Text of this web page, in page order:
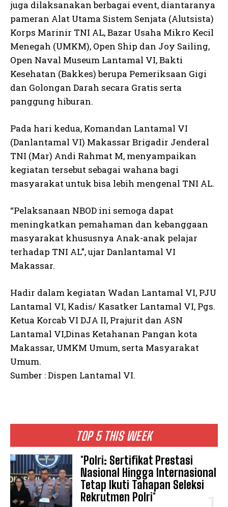
TOP 5 THIS WEEK
*Polri: Sertifikat Prestasi
Nasional Hingga Internasional
Tetap Ikuti Tahapan Seleksi
Rekrutmen Polri*
juga dilaksanakan berbagai event, diantaranya
pameran Alat Utama Sistem Senjata (Alutsista)
Korps Marinir TNI AL, Bazar Usaha Mikro Kecil
Menegah (UMKM), Open Ship dan Joy Sailing,
Open Naval Museum Lantamal VI, Bakti
Kesehatan (Bakkes) berupa Pemeriksaan Gigi
dan Golongan Darah secara Gratis serta
panggung hiburan.
Pada hari kedua, Komandan Lantamal VI
(Danlantamal VI) Makassar Brigadir Jenderal
TNI (Mar) Andi Rahmat M, menyampaikan
kegiatan tersebut sebagai wahana bagi
masyarakat untuk bisa lebih mengenal TNI AL.
“Pelaksanaan NBOD ini semoga dapat
meningkatkan pemahaman dan kebanggaan
masyarakat khususnya Anak-anak pelajar
terhadap TNI AL”, ujar Danlantamal VI
Makassar.
Hadir dalam kegiatan Wadan Lantamal VI, PJU
Lantamal VI, Kadis/ Kasatker Lantamal VI, Pgs.
Ketua Korcab VI DJA II, Prajurit dan ASN
Lantamal VI,Dinas Ketahanan Pangan kota
Makassar, UMKM Umum, serta Masyarakat
Umum.
Sumber : Dispen Lantamal VI.